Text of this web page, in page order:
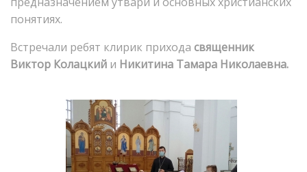
понятиях.
Встречали ребят клирик прихода священник
Виктор Колацкий и Никитина Тамара Николаевна.